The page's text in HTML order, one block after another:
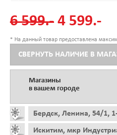
6 599.- 4 599.-
* На данный товар предоставлена
СВЕРНУТЬ НАЛИЧИЕ В
Магазины
в вашем городе
Бердск, Ленина, 54/1,
Искитим, мкр